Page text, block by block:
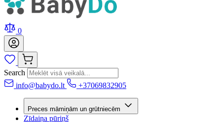
0
Search
info@babydo.lt
+37069832905
Preces māmiņām un grūtniecēm
Zīdaiņa pūriņš